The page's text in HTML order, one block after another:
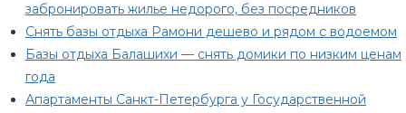
забронировать жилье недорого, без посредников
Снять базы отдыха Рамони дешево и рядом с водоемом
Базы отдыха Балашихи — снять домики по низким ценам
года
Апартаменты Санкт-Петербурга у Государственной